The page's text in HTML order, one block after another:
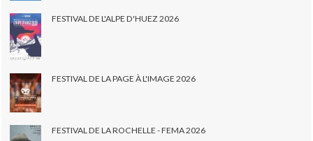
FESTIVAL DE L'ALPE D'HUEZ 2026
FESTIVAL DE LA PAGE À L'IMAGE 2026
FESTIVAL DE LA ROCHELLE - FEMA 2026